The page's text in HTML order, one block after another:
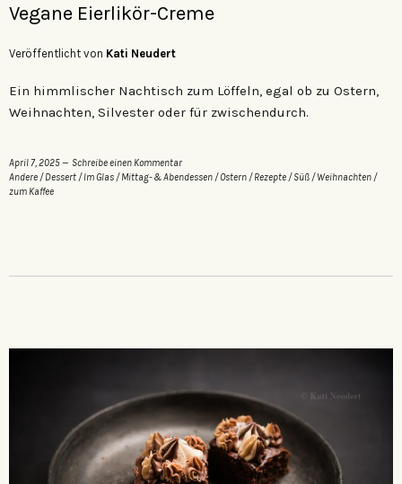
Vegane Eierlikör-Creme
Veröffentlicht von Kati Neudert
Ein himmlischer Nachtisch zum Löffeln, egal ob zu Ostern,
Weihnachten, Silvester oder für zwischendurch.
April 7, 2025
Schreibe einen Kommentar
Andere /Dessert /Im Glas /Mittag- & Abendessen /Ostern /Rezepte /Süß /Weihnachten /
zum Kaffee